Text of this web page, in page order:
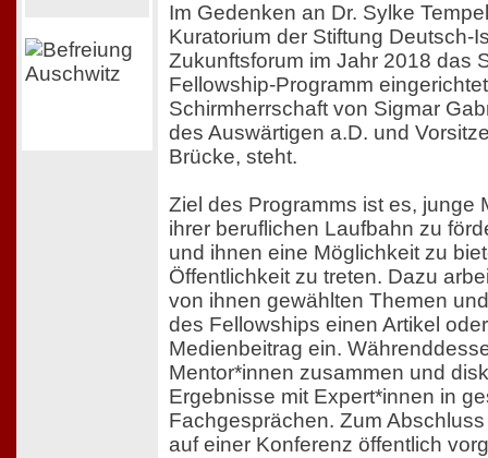
Im Gedenken an Dr. Sylke
Kuratorium der Stiftung Deutsch-
Zukunftsforum im Jahr 2018 das
Fellowship-Programm
Schirmherrschaft von Sigmar
des Auswärtigen a.D. und
Brücke, steht.
Ziel des Programms ist es, junge
ihrer beruflichen Laufbahn zu
und ihnen eine Möglichkeit zu
Öffentlichkeit zu treten. Dazu
von ihnen gewählten Themen
des Fellowships einen Artikel
Medienbeitrag ein.
Mentor*innen zusammen und
Ergebnisse mit Expert*innen in
Fachgesprächen. Zum
auf einer Konferenz öffentlich